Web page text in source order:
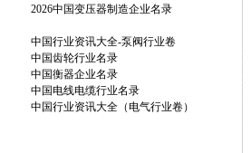
2026中国变压器制造企业名录
中国行业资讯大全-泵阀行业卷
中国齿轮行业名录
中国衡器企业名录
中国电线电缆行业名录
中国行业资讯大全（电气行业卷）